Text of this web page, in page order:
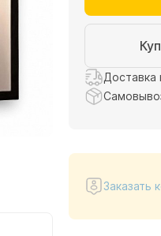
Доставка
Заказать